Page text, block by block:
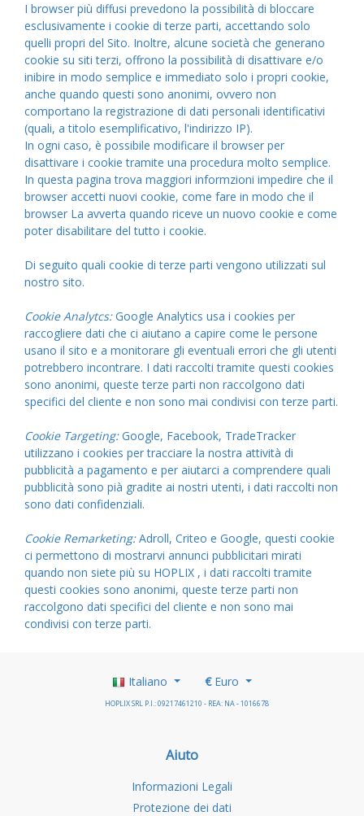
I browser più diffusi prevedono la possibilità di bloccare
esclusivamente i cookie di terze parti, accettando solo
quelli propri del Sito. Inoltre, alcune società che generano
cookie su siti terzi, offrono la possibilità di disattivare e/o
inibire in modo semplice e immediato solo i propri cookie,
anche quando questi sono anonimi, ovvero non
comportano la registrazione di dati personali identificativi
(quali, a titolo esemplificativo, l'indirizzo IP).
In ogni caso, è possibile modificare il browser per
disattivare i cookie tramite una procedura molto semplice.
In questa pagina trova maggiori informzioni impedire che il
browser accetti nuovi cookie, come fare in modo che il
browser La avverta quando riceve un nuovo cookie e come
poter disabilitare del tutto i cookie.
Di seguito quali cookie di terze parti vengono utilizzati sul
nostro sito.
Cookie Analytcs:Google Analytics usa i cookies per
raccogliere dati che ci aiutano a capire come le persone
usano il sito e a monitorare gli eventuali errori che gli utenti
potrebbero incontrare. I dati raccolti tramite questi cookies
sono anonimi, queste terze parti non raccolgono dati
specifici del cliente e non sono mai condivisi con terze parti.
Cookie Targeting:Google, Facebook, TradeTracker
utilizzano i cookies per tracciare la nostra attività di
pubblicità a pagamento e per aiutarci a comprendere quali
pubblicità sono pià gradite ai nostri utenti, i dati raccolti non
sono dati confidenziali.
Cookie Remarketing:Adroll, Criteo e Google, questi cookie
ci permettono di mostrarvi annunci pubblicitari mirati
quando non siete più su HOPLIX , i dati raccolti tramite
questi cookies sono anonimi, queste terze parti non
raccolgono dati specifici del cliente e non sono mai
condivisi con terze parti.
Italiano €Euro
HOPLIX SRL P.I.: 09217461210 - REA: NA - 1016678
Aiuto
Informazioni Legali
Protezione dei dati